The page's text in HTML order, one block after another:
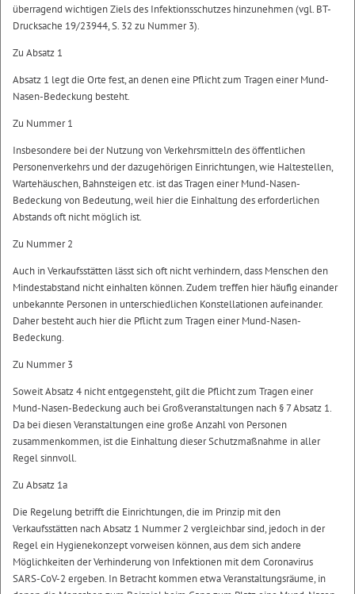
überragend wichtigen Ziels des Infektionsschutzes hinzunehmen (vgl. BT-
Drucksache 19/23944, S. 32 zu Nummer 3).
Zu Absatz 1
Absatz 1 legt die Orte fest, an denen eine Pflicht zum Tragen einer Mund-
Nasen-Bedeckung besteht.
Zu Nummer 1
Insbesondere bei der Nutzung von Verkehrsmitteln des öffentlichen
Personenverkehrs und der dazugehörigen Einrichtungen, wie Haltestellen,
Wartehäuschen, Bahnsteigen etc. ist das Tragen einer Mund-Nasen-
Bedeckung von Bedeutung, weil hier die Einhaltung des erforderlichen
Abstands oft nicht möglich ist.
Zu Nummer 2
Auch in Verkaufsstätten lässt sich oft nicht verhindern, dass Menschen den
Mindestabstand nicht einhalten können. Zudem treffen hier häufig einander
unbekannte Personen in unterschiedlichen Konstellationen aufeinander.
Daher besteht auch hier die Pflicht zum Tragen einer Mund-Nasen-
Bedeckung.
Zu Nummer 3
Soweit Absatz 4 nicht entgegensteht, gilt die Pflicht zum Tragen einer
Mund-Nasen-Bedeckung auch bei Großveranstaltungen nach § 7 Absatz 1.
Da bei diesen Veranstaltungen eine große Anzahl von Personen
zusammenkommen, ist die Einhaltung dieser Schutzmaßnahme in aller
Regel sinnvoll.
Zu Absatz 1a
Die Regelung betrifft die Einrichtungen, die im Prinzip mit den
Verkaufsstätten nach Absatz 1 Nummer 2 vergleichbar sind, jedoch in der
Regel ein Hygienekonzept vorweisen können, aus dem sich andere
Möglichkeiten der Verhinderung von Infektionen mit dem Coronavirus
SARS-CoV-2 ergeben. In Betracht kommen etwa Veranstaltungsräume, in